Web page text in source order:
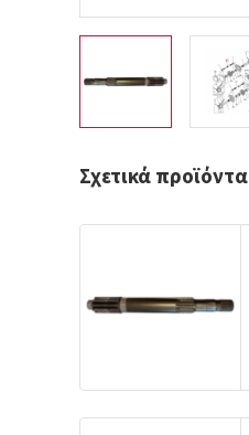
Σχετικά προϊόντα